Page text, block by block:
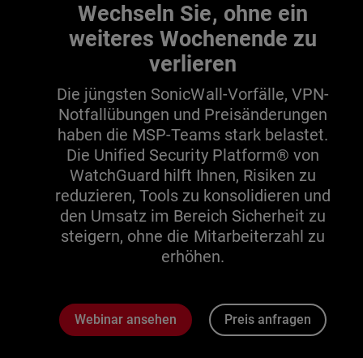
Wechseln Sie, ohne ein
weiteres Wochenende zu
verlieren
Die jüngsten SonicWall-Vorfälle, VPN-
Notfallübungen und Preisänderungen
haben die MSP-Teams stark belastet.
Die Unified Security Platform® von
WatchGuard hilft Ihnen, Risiken zu
reduzieren, Tools zu konsolidieren und
den Umsatz im Bereich Sicherheit zu
steigern, ohne die Mitarbeiterzahl zu
erhöhen.
Webinar ansehen Preis anfragen